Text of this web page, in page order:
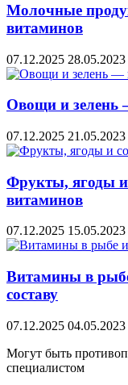
Молочные
витаминов
07.12.2025 28.05.2023
Овощи и зелень
07.12.2025 21.05.2023
Фрукты, ягоды и
витаминов
07.12.2025 15.05.2023
Витамины в
составу
07.12.2025 04.05.2023
Могут быть
специалистом